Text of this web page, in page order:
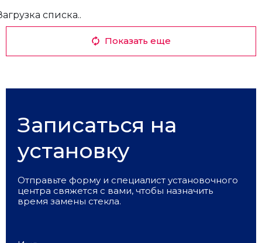
списка..
Показать еще
Записаться на
установку
Отправьте форму и специалист установочного
центра свяжется с вами, чтобы назначить
время замены стекла.